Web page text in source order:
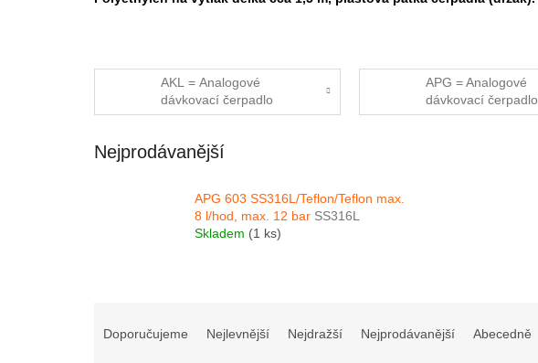
AKL = Analogové
dávkovací čerpadlo
APG = Analogové
dávkovací čerpadlo
Nejprodávanější
APG 603 SS316L/Teflon/Teflon max.
8 l/hod, max. 12 bar SS316L
Skladem (1 ks)
Doporučujeme Nejlevnější Nejdražší Nejprodávanější Abecedně